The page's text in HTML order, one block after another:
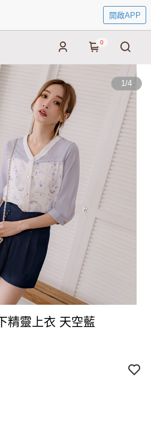
開啟APP
0
1/4
精靈上衣 天空藍